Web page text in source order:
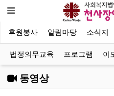
후원봉사 알림마당 소식지
법정의무교육 프로그램 이
동영상